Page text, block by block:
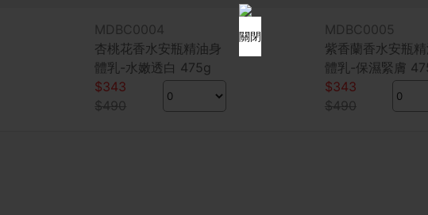
關閉
MDBC0004
杏桃花香水安瓶精油身
體乳-水嫩透白 475g
$343
$490
MDBC0005
紫香蘭香水安瓶
體乳-保濕緊膚
$343
$490